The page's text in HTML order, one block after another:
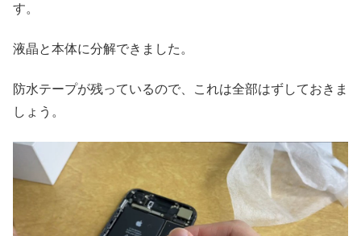
す。
液晶と本体に分解できました。
防水テープが残っているので、これは全部はずしておきま
しょう。